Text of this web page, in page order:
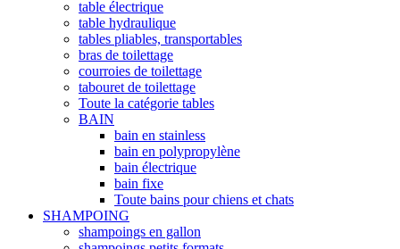
table électrique
table hydraulique
tables pliables, transportables
bras de toilettage
courroies de toilettage
tabouret de toilettage
Toute la catégorie tables
BAIN
bain en stainless
bain en polypropylène
bain électrique
bain fixe
Toute bains pour chiens et chats
SHAMPOING
shampoings en gallon